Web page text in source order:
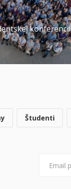
konferencii
Študenti